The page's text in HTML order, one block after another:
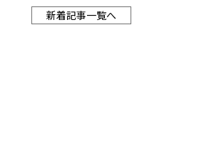
新着記事一覧へ